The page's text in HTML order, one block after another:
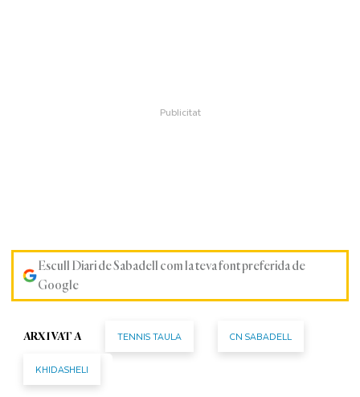
Escull Diari de Sabadell com la teva font preferida de
Google
ARXIVAT A TENNIS TAULA CN SABADELL
KHIDASHELI